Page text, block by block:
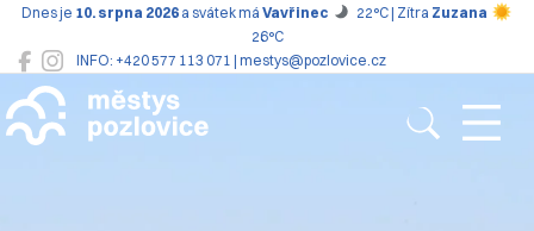
INFO: +420 577 113 071 | mestys@pozlovice.cz
Dnes je 10. srpna 2026a svátek má Vavřinec 22°C | Zítra Zuzana
26°C
Pozlovice